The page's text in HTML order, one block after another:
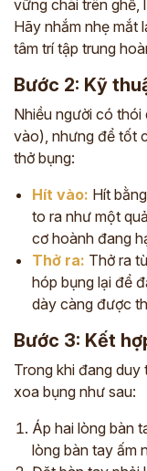
vững chãi trên ghế,
Hãy nhắm nhẹ mắt
tâm trí tập trung
Bước 2: Kỹ
Nhiều người có thói
vào), nhưng để tốt
thở bụng:
Hít vào: Hít
to ra như một
cơ hoành đang
Thở ra: Thở ra
hóp bụng lại để
dày càng được
Bước 3: Kết
Trong khi đang
xoa bụng như sau:
Áp hai lòng bàn
lòng bàn tay ấm